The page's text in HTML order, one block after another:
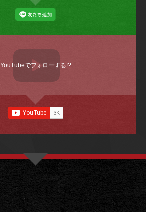
YouTubeでフォローする!?